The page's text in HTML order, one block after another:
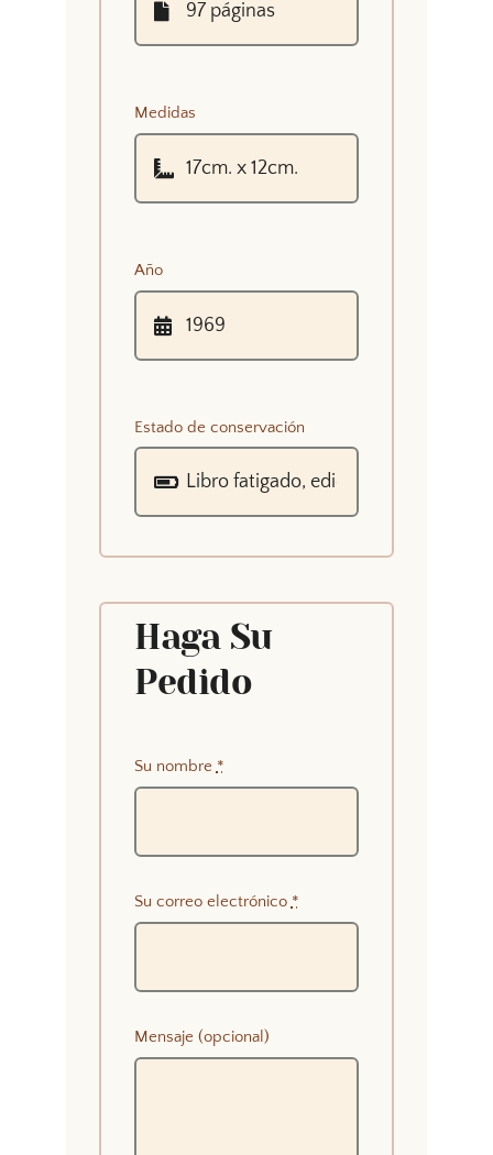
Medidas
Año
Estado de conservación
Haga Su
Pedido
Su nombre *
Su correo electrónico *
Mensaje (opcional)